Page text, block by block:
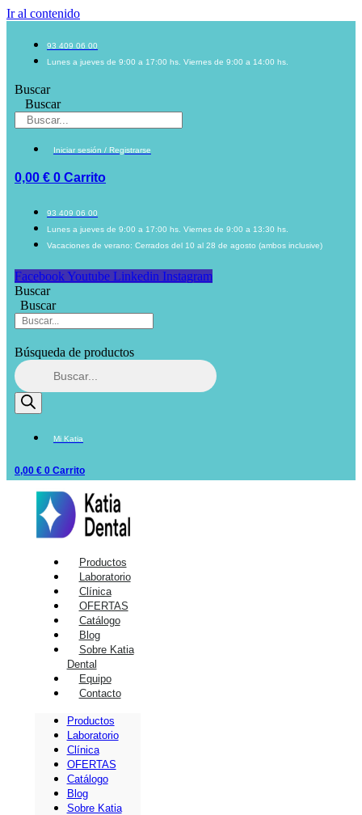
Ir al contenido
93 409 06 00
Lunes a jueves de 9:00 a 17:00 hs. Viernes de 9:00 a 14:00 hs.
Buscar
Buscar
Iniciar sesión / Registrarse
0,00 € 0 Carrito
93 409 06 00
Lunes a jueves de 9:00 a 17:00 hs. Viernes de 9:00 a 13:30 hs.
Vacaciones de verano: Cerrados del 10 al 28 de agosto (ambos inclusive)
Facebook Youtube Linkedin Instagram
Buscar
Buscar
Búsqueda de productos
Mi Katia
0,00 € 0 Carrito
Productos
Laboratorio
Clínica
OFERTAS
Catálogo
Blog
Sobre Katia
Dental
Equipo
Contacto
Productos
Laboratorio
Clínica
OFERTAS
Catálogo
Blog
Sobre Katia